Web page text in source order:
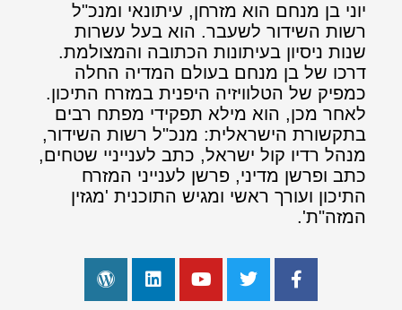
יוני בן מנחם הוא מזרחן, עיתונאי ומנכ"ל
רשות השידור לשעבר. הוא בעל עשרות
שנות ניסיון בעיתונות הכתובה והמצולמת.
דרכו של בן מנחם בעולם המדיה החלה
כמפיק של הטלוויזיה היפנית במזרח התיכון.
לאחר מכן, הוא מילא תפקידי מפתח רבים
בתקשורת הישראלית: מנכ"ל רשות השידור,
מנהל רדיו קול ישראל, כתב לענייניי שטחים,
כתב ופרשן מדיני, פרשן לענייני המזרח
התיכון ועורך ראשי ומגיש התוכנית 'מגזין
המזה"ת'.